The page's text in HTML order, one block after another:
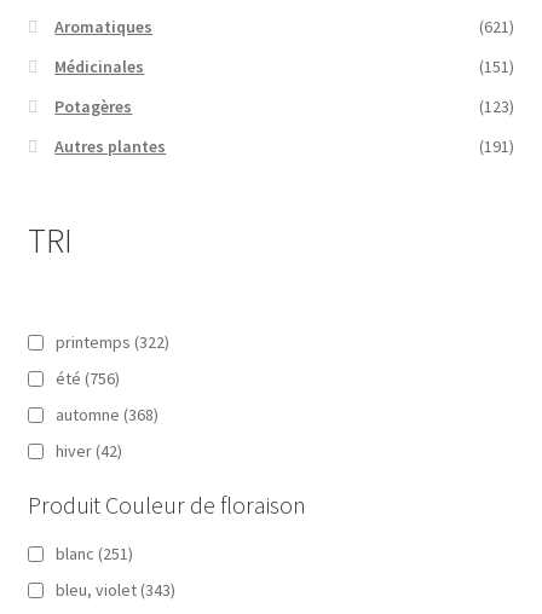
Aromatiques
(621)
Médicinales
(151)
Potagères
(123)
Autres plantes
(191)
TRI
printemps (322)
été (756)
automne (368)
hiver (42)
Produit Couleur de floraison
blanc (251)
bleu, violet (343)